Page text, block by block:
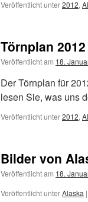
Veröffentlicht unter2012,
Törnplan 2012
Veröffentlicht am 18.
Der Törnplan für
lesen Sie, was uns
Veröffentlicht unter2012,
Bilder von
Veröffentlicht am 18.
Veröffentlicht unterAlaska |